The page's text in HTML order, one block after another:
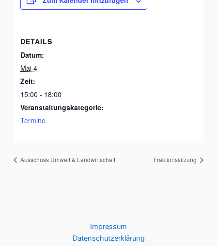
DETAILS
Datum:
Mai 4
Zeit:
15:00 - 18:00
Veranstaltungskategorie:
Termine
Ausschuss Umwelt & Landwirtschaft Fraktionssitzung
Impressum
Datenschutzerklärung